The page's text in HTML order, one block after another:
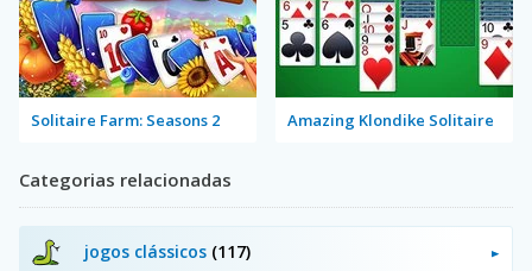
Solitaire Farm: Seasons 2 Amazing Klondike Solitaire
Categorias relacionadas
jogos clássicos (117)